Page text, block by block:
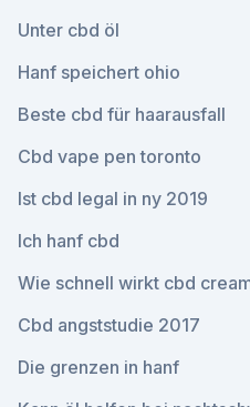
Unter cbd öl
Hanf speichert ohio
Beste cbd für haarausfall
Cbd vape pen toronto
Ist cbd legal in ny 2019
Ich hanf cbd
Wie schnell wirkt cbd
Cbd angststudie 2017
Die grenzen in hanf